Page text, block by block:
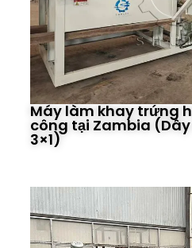
Máy làm khay trứng
công tại Zambia
3×1)